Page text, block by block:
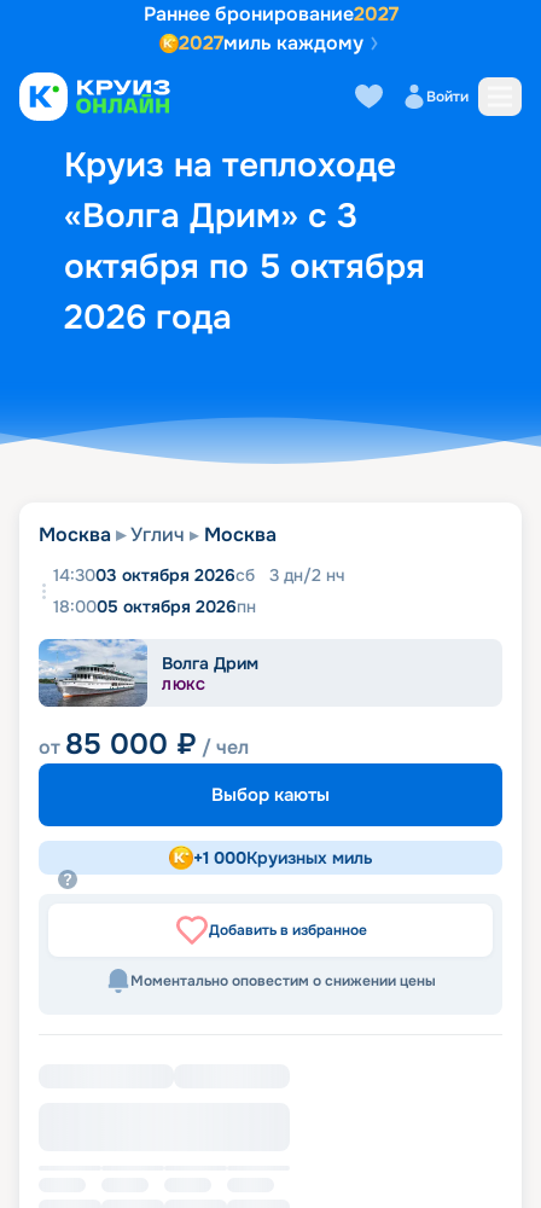
Раннее бронирование2027
2027миль каждому
Войти
Круиз на теплоходе
«Волга Дрим» с 3
октября по 5 октября
2026 года
Выбор кают Маршрут и
Москва Углич Москва
14:3003 октября 2026сб 3 дн/2 нч
18:0005 октября 2026пн
Волга Дрим
ЛЮКС
от 85 000 ₽ / чел
Выбор каюты
+1 000Круизных миль
Добавить в избранное
Моментально оповестим о снижении цены